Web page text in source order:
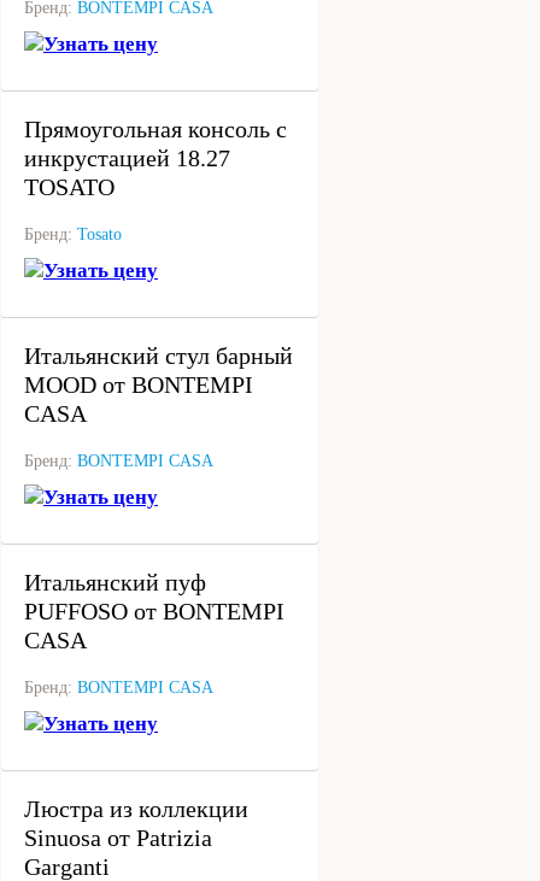
Бренд: BONTEMPI CASA
Узнать цену
Прямоугольная консоль с
инкрустацией 18.27
TOSATO
Бренд: Tosato
Узнать цену
Итальянский стул барный
MOOD от BONTEMPI
CASA
Бренд: BONTEMPI CASA
Узнать цену
Итальянский пуф
PUFFOSO от BONTEMPI
CASA
Бренд: BONTEMPI CASA
Узнать цену
Люстра из коллекции
Sinuosa от Patrizia
Garganti